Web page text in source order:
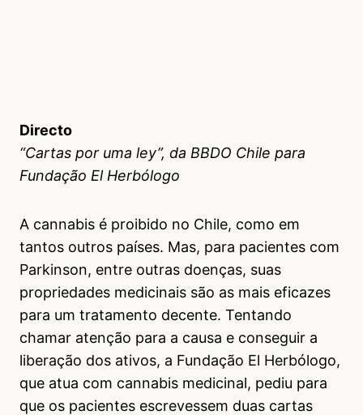
Directo
“Cartas por uma ley”, da BBDO Chile para
Fundação El Herbólogo
A cannabis é proibido no Chile, como em
tantos outros países. Mas, para pacientes com
Parkinson, entre outras doenças, suas
propriedades medicinais são as mais eficazes
para um tratamento decente. Tentando
chamar atenção para a causa e conseguir a
liberação dos ativos, a Fundação El Herbólogo,
que atua com cannabis medicinal, pediu para
que os pacientes escrevessem duas cartas